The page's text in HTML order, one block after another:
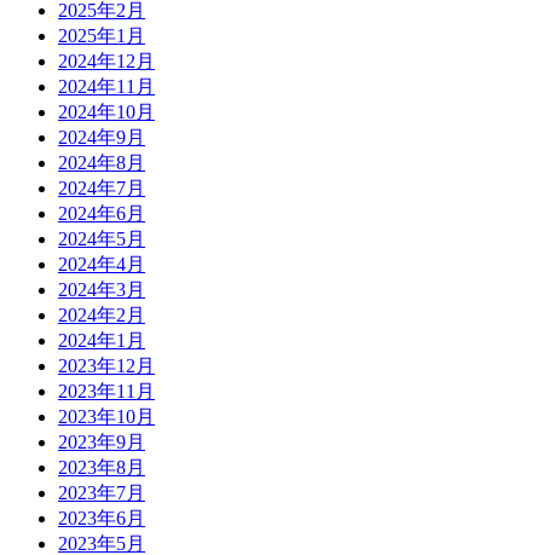
2025年2月
2025年1月
2024年12月
2024年11月
2024年10月
2024年9月
2024年8月
2024年7月
2024年6月
2024年5月
2024年4月
2024年3月
2024年2月
2024年1月
2023年12月
2023年11月
2023年10月
2023年9月
2023年8月
2023年7月
2023年6月
2023年5月